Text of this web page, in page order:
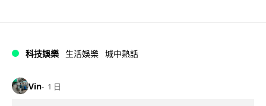
科技娛樂 生活娛樂 城中熱話
Vin 1 日